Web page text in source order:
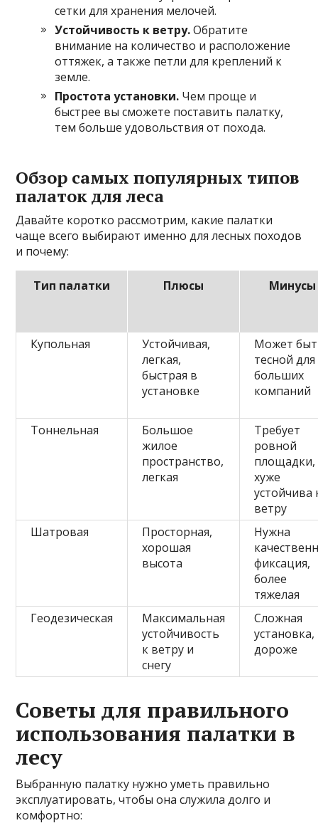
сетки для хранения мелочей.
Устойчивость к ветру.Обратите
внимание на количество и расположение
оттяжек, а также петли для креплений к
земле.
Простота установки. Чем проще и
быстрее вы сможете поставить палатку,
тем больше удовольствия от похода.
Обзор самых популярных типов
палаток для леса
Давайте коротко рассмотрим, какие палатки
чаще всего выбирают именно для лесных походов
и почему:
Тип палатки Плюсы Минусы
Купольная
Устойчивая,
легкая,
быстрая в
установке
Может
тесной для
больших
компаний
Тоннельная
Большое
жилое
пространство,
легкая
Требует
ровной
площадки,
хуже
устойчива
ветру
Шатровая
Просторная,
хорошая
высота
Нужна
фиксация,
более
тяжелая
Геодезическая
Максимальная
устойчивость
к ветру и
снегу
Сложная
установка,
дороже
Советы для правильного
использования палатки в
лесу
Выбранную палатку нужно уметь правильно
эксплуатировать, чтобы она служила долго и
комфортно: